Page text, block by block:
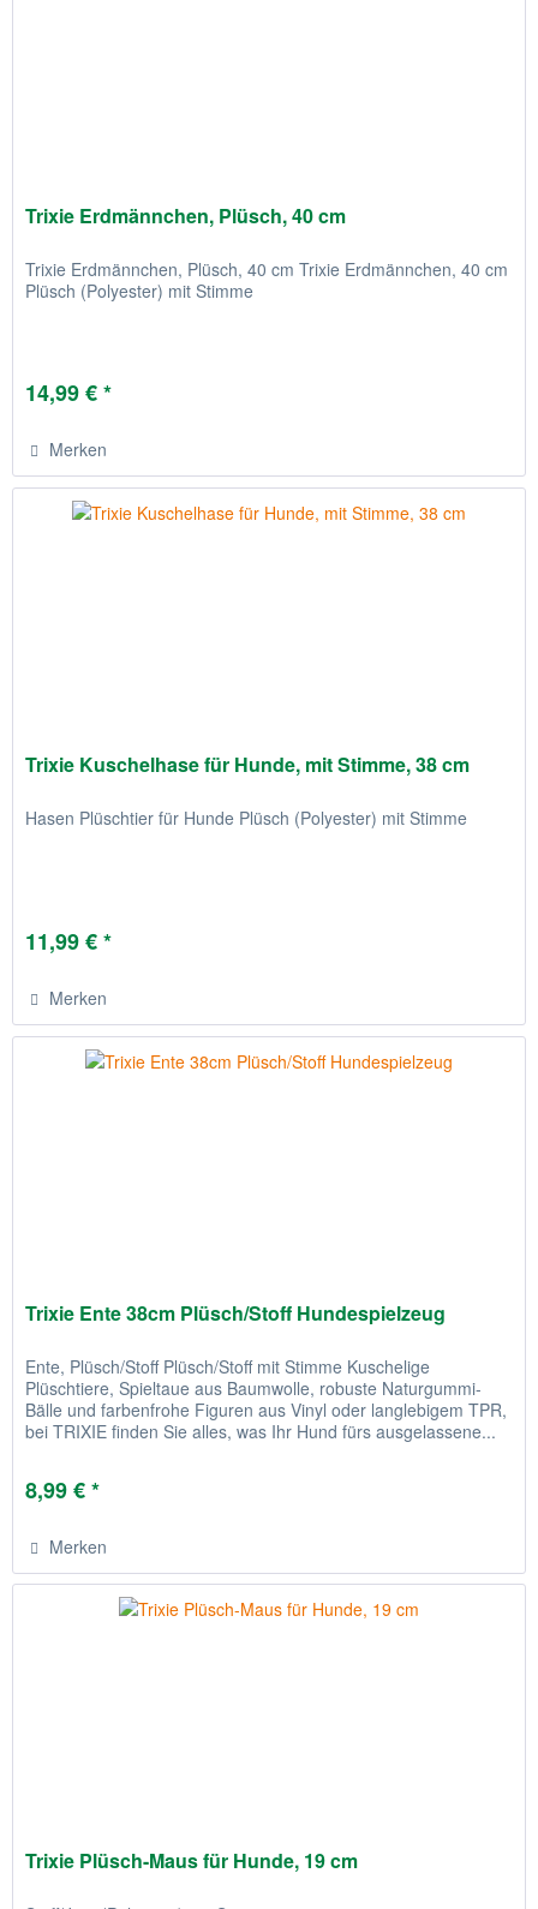
Trixie Erdmännchen, Plüsch, 40 cm
Trixie Erdmännchen, Plüsch, 40 cm Trixie Erdmännchen, 40 cm
Plüsch (Polyester) mit Stimme
14,99 € *
Merken
Trixie Kuschelhase für Hunde, mit Stimme, 38 cm
Hasen Plüschtier für Hunde Plüsch (Polyester) mit Stimme
11,99 € *
Merken
Trixie Ente 38cm Plüsch/Stoff Hundespielzeug
Ente, Plüsch/Stoff Plüsch/Stoff mit Stimme Kuschelige
Plüschtiere, Spieltaue aus Baumwolle, robuste Naturgummi-
Bälle und farbenfrohe Figuren aus Vinyl oder langlebigem TPR,
bei TRIXIE finden Sie alles, was Ihr Hund fürs ausgelassene...
8,99 € *
Merken
Trixie Plüsch-Maus für Hunde, 19 cm